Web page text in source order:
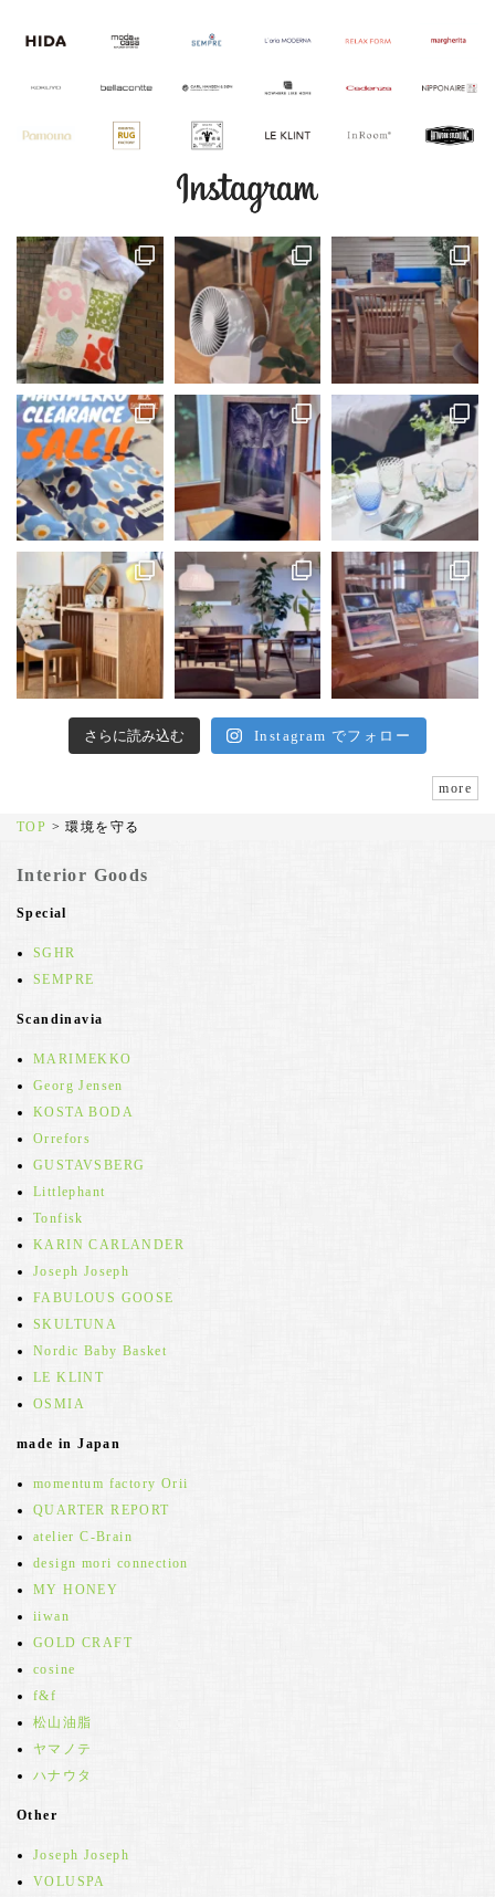
さらに読み込む Instagram でフォロー
more
TOP >環境を守る
Interior Goods
Special
SGHR
SEMPRE
Scandinavia
MARIMEKKO
Georg Jensen
KOSTA BODA
Orrefors
GUSTAVSBERG
Littlephant
Tonfisk
KARIN CARLANDER
Joseph Joseph
FABULOUS GOOSE
SKULTUNA
Nordic Baby Basket
LE KLINT
OSMIA
made in Japan
momentum factory Orii
QUARTER REPORT
atelier C-Brain
design mori connection
MY HONEY
iiwan
GOLD CRAFT
cosine
f&f
松山油脂
ヤマノテ
ハナウタ
Other
Joseph Joseph
VOLUSPA